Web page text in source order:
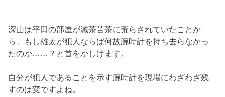
深山は平田の部屋が滅茶苦茶に荒らされていたことか
ら、もし雄太が犯人ならば何故腕時計を持ち去らなかっ
たのか……？と首をかしげます。
自分が犯人であることを示す腕時計を現場にわざわざ残
すのは変ですよね。